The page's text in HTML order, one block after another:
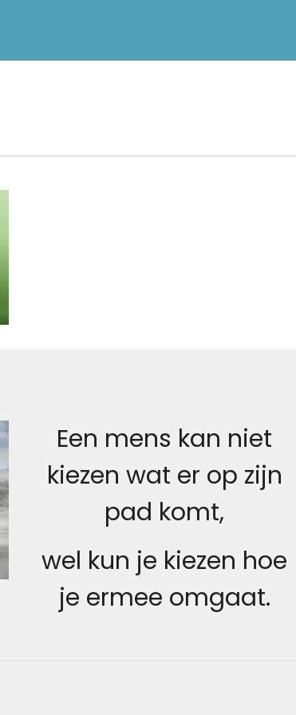
Een mens kan niet
kiezen wat er op zijn
pad komt,
wel kun je kiezen hoe
je ermee omgaat.